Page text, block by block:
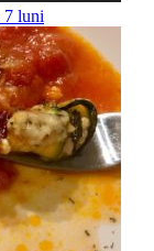
7 luni